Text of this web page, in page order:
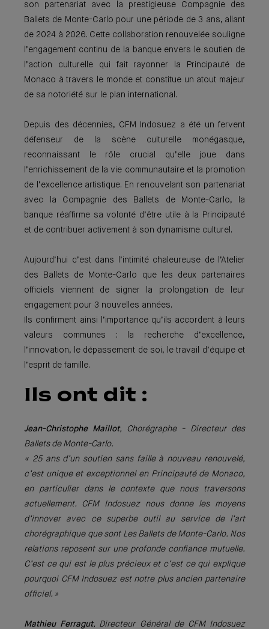
son partenariat avec la prestigieuse Compagnie des
Ballets de Monte-Carlo pour une période de 3 ans, allant
de 2024 à 2026. Cette collaboration renouvelée souligne
l’engagement continu de la banque envers le soutien de
l’action culturelle qui fait rayonner la Principauté de
Monaco à travers le monde et constitue un atout majeur
de sa notoriété sur le plan international.
Depuis des décennies, CFM Indosuez a été un fervent
défenseur de la scène culturelle monégasque,
reconnaissant le rôle crucial qu’elle joue dans
l’enrichissement de la vie communautaire et la promotion
de l’excellence artistique. En renouvelant son partenariat
avec la Compagnie des Ballets de Monte-Carlo, la
banque réaffirme sa volonté d’être utile à la Principauté
et de contribuer activement à son dynamisme culturel.
Aujourd’hui c’est dans l’intimité chaleureuse de l’Atelier
des Ballets de Monte-Carlo que les deux partenaires
officiels viennent de signer la prolongation de leur
engagement pour 3 nouvelles années.
Ils confirment ainsi l’importance qu’ils accordent à leurs
valeurs communes : la recherche d’excellence,
l’innovation, le dépassement de soi, le travail d’équipe et
l’esprit de famille.
Ils ont dit :
Jean-Christophe Maillot, Chorégraphe - Directeur des
Ballets de Monte-Carlo.
« 25 ans d’un soutien sans faille à nouveau renouvelé,
c’est unique et exceptionnel en Principauté de Monaco,
en particulier dans le contexte que nous traversons
actuellement. CFM Indosuez nous donne les moyens
d’innover avec ce superbe outil au service de l’art
chorégraphique que sont Les Ballets de Monte-Carlo. Nos
relations reposent sur une profonde confiance mutuelle.
C’est ce qui est le plus précieux et c’est ce qui explique
pourquoi CFM Indosuez est notre plus ancien partenaire
officiel. »
Mathieu Ferragut, Directeur Général de CFM Indosuez